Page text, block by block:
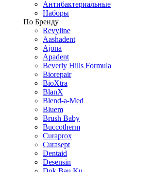
Антибактериальные
Наборы
По Бренду
Revyline
Aashadent
Ajona
Apadent
Beverly Hills Formula
Biorepair
BioXtra
BlanX
Blend-a-Med
Bluem
Brush Baby
Buccotherm
Curaprox
Curasept
Dentaid
Desensin